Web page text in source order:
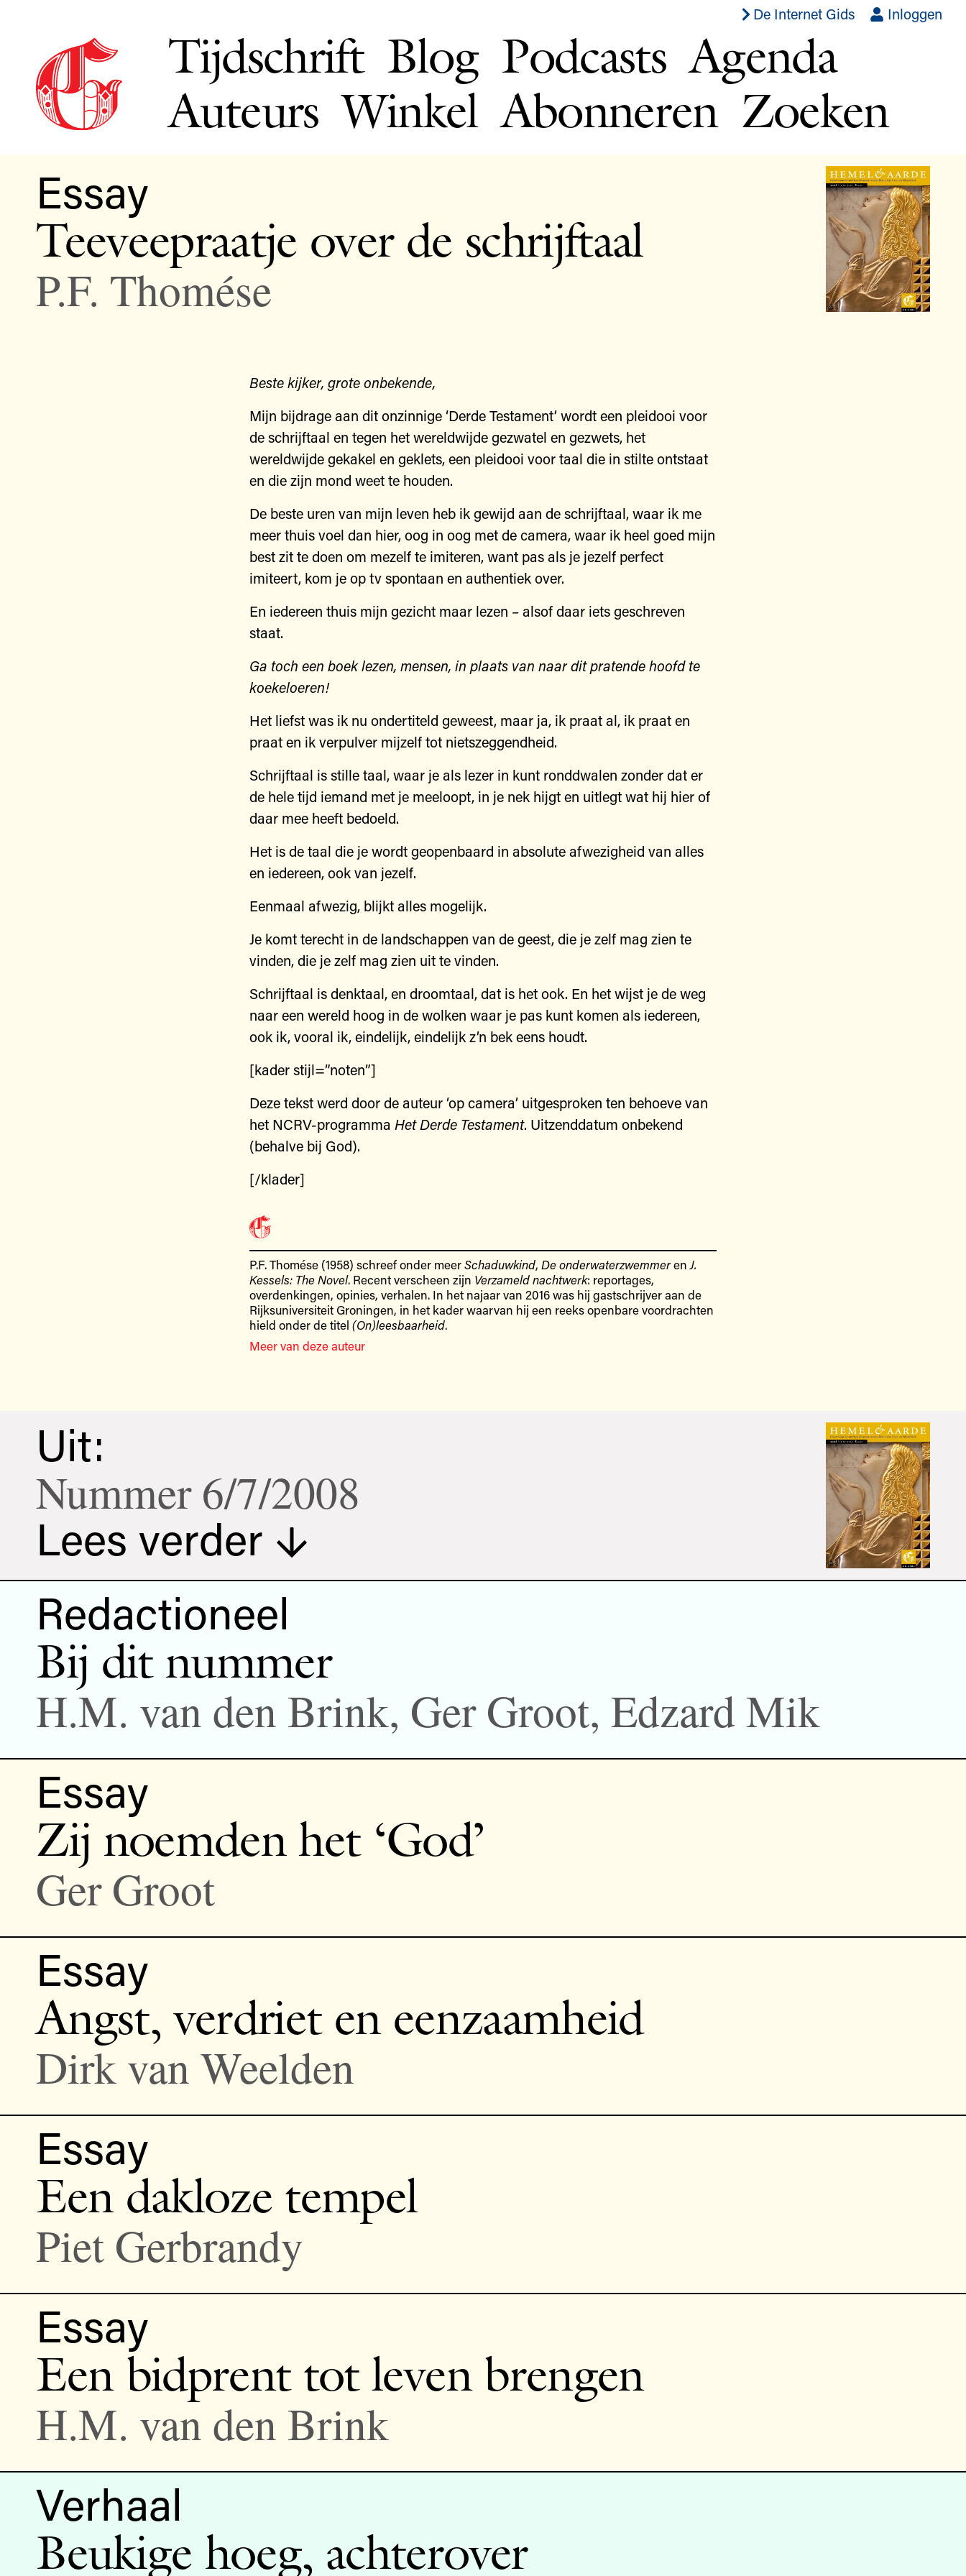
De Internet Gids Inloggen
Tijdschrift Blog Podcasts Agenda
Auteurs Winkel Abonneren Zoeken
Essay
Teeveepraatje over de schrijftaal
P.F. Thomése
Beste kijker, grote onbekende,
Mijn bijdrage aan dit onzinnige ‘Derde Testament’ wordt een pleidooi voor
de schrijftaal en tegen het wereldwijde gezwatel en gezwets, het
wereldwijde gekakel en geklets, een pleidooi voor taal die in stilte ontstaat
en die zijn mond weet te houden.
De beste uren van mijn leven heb ik gewijd aan de schrijftaal, waar ik me
meer thuis voel dan hier, oog in oog met de camera, waar ik heel goed mijn
best zit te doen om mezelf te imiteren, want pas als je jezelf perfect
imiteert, kom je op tv spontaan en authentiek over.
En iedereen thuis mijn gezicht maar lezen – alsof daar iets geschreven
staat.
Ga toch een boek lezen, mensen, in plaats van naar dit pratende hoofd te
koekeloeren!
Het liefst was ik nu ondertiteld geweest, maar ja, ik praat al, ik praat en
praat en ik verpulver mijzelf tot nietszeggendheid.
Schrijftaal is stille taal, waar je als lezer in kunt ronddwalen zonder dat er
de hele tijd iemand met je meeloopt, in je nek hijgt en uitlegt wat hij hier of
daar mee heeft bedoeld.
Het is de taal die je wordt geopenbaard in absolute afwezigheid van alles
en iedereen, ook van jezelf.
Eenmaal afwezig, blijkt alles mogelijk.
Je komt terecht in de landschappen van de geest, die je zelf mag zien te
vinden, die je zelf mag zien uit te vinden.
Schrijftaal is denktaal, en droomtaal, dat is het ook. En het wijst je de weg
naar een wereld hoog in de wolken waar je pas kunt komen als iedereen,
ook ik, vooral ik, eindelijk, eindelijk z’n bek eens houdt.
[kader stijl=”noten”]
Deze tekst werd door de auteur ‘op camera’ uitgesproken ten behoeve van
het NCRV-programma Het Derde Testament. Uitzenddatum onbekend
(behalve bij God).
[/klader]
P.F. Thomése (1958) schreef onder meerSchaduwkind, De onderwaterzwemmerenJ.
Kessels: The Novel. Recent verscheen zijn Verzameld nachtwerk: reportages,
overdenkingen, opinies, verhalen. In het najaar van 2016 was hij gastschrijver aan de
Rijksuniversiteit Groningen, in het kader waarvan hij een reeks openbare voordrachten
hield onder de titel (On)leesbaarheid.
Meer van deze auteur
Uit:
Nummer 6/7/2008
Lees verder
Redactioneel
Bij dit nummer
H.M. van den Brink, Ger Groot, Edzard Mik
Essay
Zij noemden het ‘God’
Ger Groot
Essay
Angst, verdriet en eenzaamheid
Dirk van Weelden
Essay
Een dakloze tempel
Piet Gerbrandy
Essay
Een bidprent tot leven brengen
H.M. van den Brink
Verhaal
Beukige hoeg, achterover